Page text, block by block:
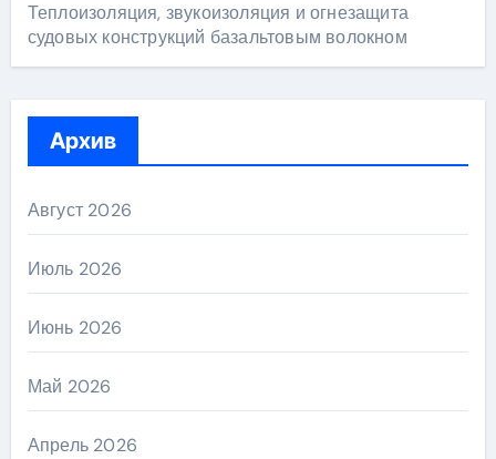
Теплоизоляция, звукоизоляция и огнезащита
судовых конструкций базальтовым волокном
Архив
Август 2026
Июль 2026
Июнь 2026
Май 2026
Апрель 2026